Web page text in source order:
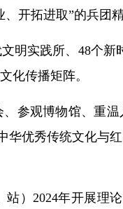
开拓进取”的兵团精
明实践所、48个
化传播矩阵。
参观博物馆、重
华优秀传统文化
）2024年开展理